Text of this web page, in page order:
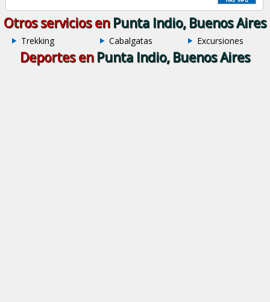
Otros servicios en Punta Indio, Buenos Aires
Trekking Cabalgatas Excursiones
Deportes en Punta Indio, Buenos Aires